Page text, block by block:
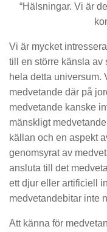
“Hälsningar. Vi är
Vi är mycket
till en större känsla av
hela detta universum.
medvetande där på
medvetande kanske
mänskligt
källan och en aspekt
genomsyrat av
ansluta till det
ett djur eller artificiell
medvetandebitar inte
Att känna för